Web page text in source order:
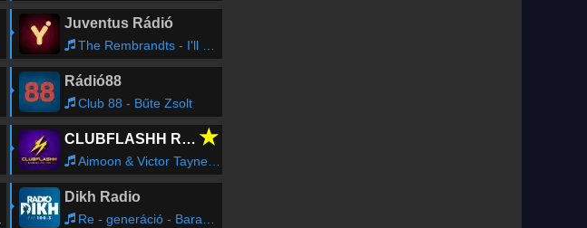
Juventus Rádió
The Rembrandts - I'll Be There for You
Rádió88
Club 88 - Bűte Zsolt
CLUBFLASHH Radio ★
Aimoon & Victor Tayne - Labyrinth Of Mirrors
Dikh Radio
Re - generáció - Baranyi Roland